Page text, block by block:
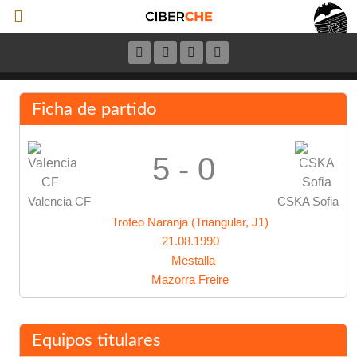
Ficha de partido
Valencia CF
5 - 0
CSKA Sofia
Trofeo Naranja (Triangular, J1)
21.08.1990
Mestalla
Mazorra Freire
Equipos titulares